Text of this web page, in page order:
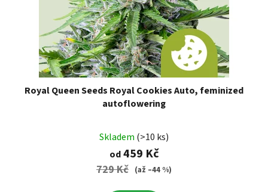
Royal Queen Seeds Royal Cookies Auto, feminized
autoflowering
Skladem (>10 ks)
od459 Kč
729 Kč (až –44 %)